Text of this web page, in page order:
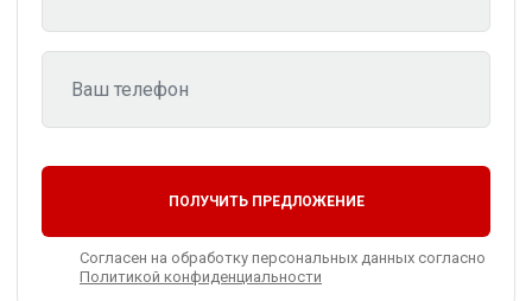
ПОЛУЧИТЬ ПРЕДЛОЖЕНИЕ
Согласен на обработку персональных данных согласно
Политикой конфиденциальности